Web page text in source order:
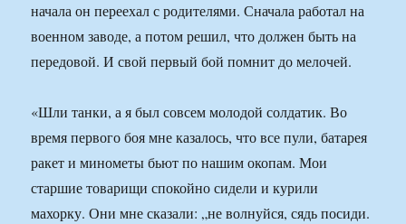
начала он переехал с родителями. Сначала работал на
военном заводе, а потом решил, что должен быть на
передовой. И свой первый бой помнит до мелочей.
«Шли танки, а я был совсем молодой солдатик. Во
время первого боя мне казалось, что все пули, батарея
ракет и минометы бьют по нашим окопам. Мои
старшие товарищи спокойно сидели и курили
махорку. Они мне сказали: „не волнуйся, сядь посиди.